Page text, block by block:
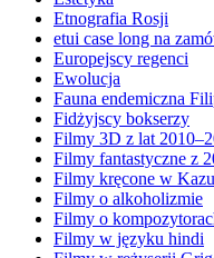
Etnografia Rosji
etui case long na
Europejscy regenci
Ewolucja
Fauna endemiczna
Fidżyjscy bokserzy
Filmy 3D z lat
Filmy fantastyczne z
Filmy kręcone w
Filmy o alkoholizmie
Filmy o
Filmy w języku hindi